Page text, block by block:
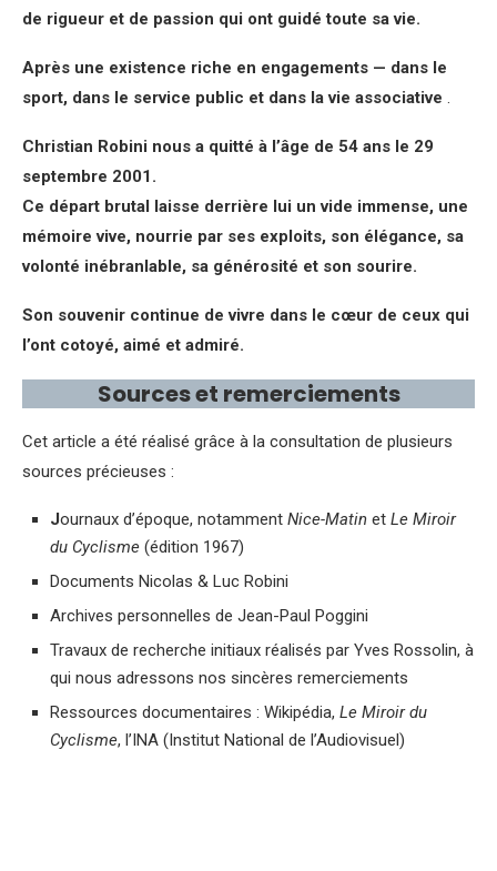
de rigueur et de passion qui ont guidé toute sa vie.
Après une existence riche en engagements — dans le
sport, dans le service public et dans la vie associative .
Christian Robini nous a quitté à l’âge de 54 ans le 29
septembre 2001.
Ce départ brutal laisse derrière lui un vide immense, une
mémoire vive, nourrie par ses exploits, son élégance, sa
volonté inébranlable, sa générosité et son sourire.
Son souvenir continue de vivre dans le cœur de ceux qui
l’ont cotoyé, aimé et admiré.
Sources et remerciements
Cet article a été réalisé grâce à la consultation de plusieurs
sources précieuses :
Journaux d’époque, notamment Nice-Matin et Le Miroir
du Cyclisme (édition 1967)
Documents Nicolas & Luc Robini
Archives personnelles de Jean-Paul Poggini
Travaux de recherche initiaux réalisés par Yves Rossolin, à
qui nous adressons nos sincères remerciements
Ressources documentaires : Wikipédia, Le Miroir du
Cyclisme, l’INA (Institut National de l’Audiovisuel)